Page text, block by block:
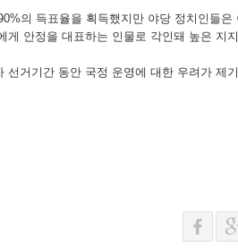
의 득표율을 획득했지만 야당 정치인들
게 안정을 대표하는 인물로 각인돼 높은 지
선거기간 동안 국정 운영에 대한 우려가 제